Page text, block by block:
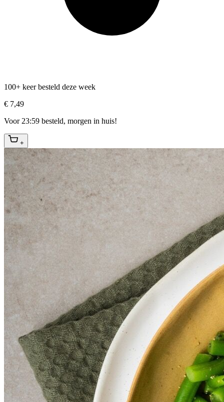
100+ keer besteld deze week
€ 7,49
Voor 23:59 besteld, morgen in huis!
+